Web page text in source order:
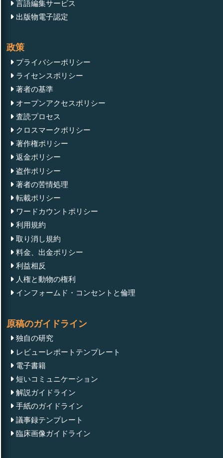
言語編集サービス
出版物電子認定
政策
プライバシーポリシー
ライセンスポリシー
著者の基準
オープンアクセスポリシー
査読プロセス
クロスマークポリシー
著作権ポリシー
返金ポリシー
盗作ポリシー
著者の苦情処理
転載ポリシー
ワードカウントポリシー
利用規約
取り消し規約
料金、出金ポリシー
利益相反
人権と動物の権利
インフォームド・コンセントと倫理
原稿のガイドライン
独自の研究
レビューレポートテンプレート
電子書籍
短いコミュニケーション
解説ガイドライン
手紙のガイドライン
議事録テンプレート
臨床画像ガイドライン